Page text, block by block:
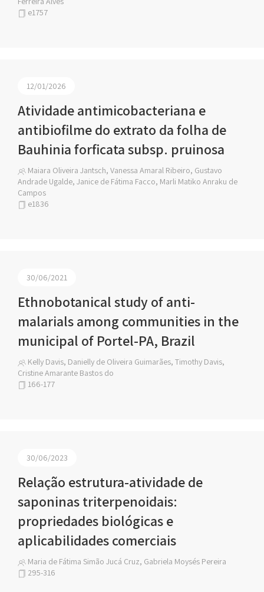
e1757
12/01/2026
Atividade antimicobacteriana e
antibiofilme do extrato da folha de
Bauhinia forficata subsp. pruinosa
Maiara Oliveira Jantsch, Vanessa Amaral Ribeiro, Gustavo
Andrade Ugalde, Janice de Fátima Facco, Marli Matiko Anraku de
Campos
e1836
30/06/2021
Ethnobotanical study of anti-
malarials among communities in the
municipal of Portel-PA, Brazil
Kelly Davis, Danielly de Oliveira Guimarães, Timothy Davis,
Cristine Amarante Bastos do
166-177
30/06/2023
Relação estrutura-atividade de
saponinas triterpenoidais:
propriedades biológicas e
aplicabilidades comerciais
Maria de Fátima Simão Jucá Cruz, Gabriela Moysés Pereira
295-316